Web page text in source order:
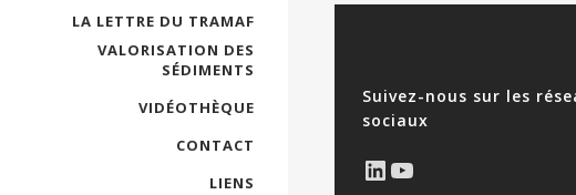
LA LETTRE DU TRAMAF
VALORISATION DES
SÉDIMENTS
VIDÉOTHÈQUE
CONTACT
LIENS
Suivez-nous sur les
sociaux
LinkedIn
YouTube